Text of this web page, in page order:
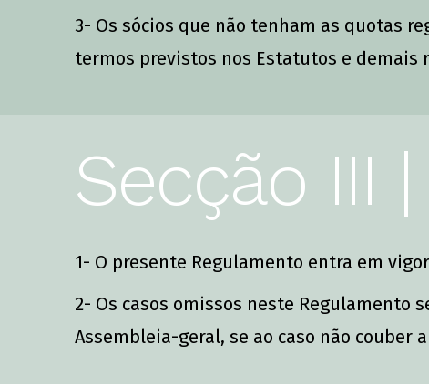
3- Os sócios que não tenham as quotas
termos previstos nos Estatutos e demais
Secção III
1- O presente Regulamento entra em
2- Os casos omissos neste Regulamento
Assembleia-geral, se ao caso não couber